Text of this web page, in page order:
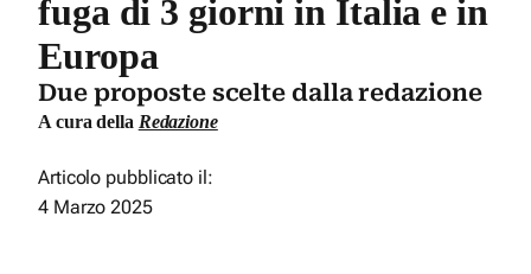
fuga di 3 giorni in Italia e in
Europa
Due proposte scelte dalla redazione
A cura della Redazione
Articolo pubblicato il:
4 Marzo 2025